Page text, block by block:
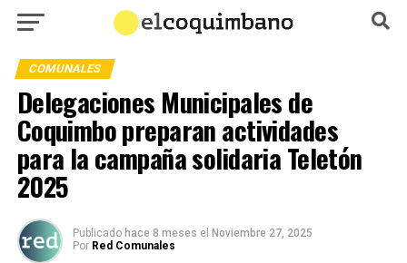
COMUNALES
Delegaciones Municipales de
Coquimbo preparan actividades
para la campaña solidaria Teletón
2025
Publicado hace 8 meses el Noviembre 27, 2025
Por Red Comunales